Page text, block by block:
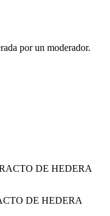
por un moderador.
DE HEDERA